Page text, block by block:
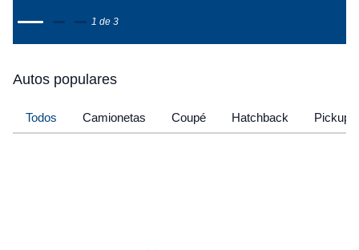
1 de 3
Autos populares
Todos Camionetas Coupé Hatchback Pickup